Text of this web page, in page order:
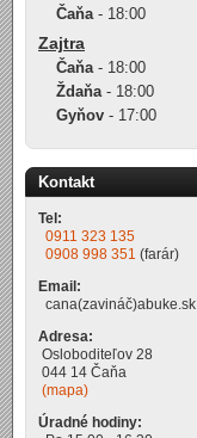
Čaňa- 18:00
Zajtra
Čaňa- 18:00
Ždaňa- 18:00
Gyňov - 17:00
Kontakt
Tel:
0911 323 135
0908 998 351 (farár)
Email:
cana(zavináč)abuke.sk
Adresa:
Osloboditeľov 28
044 14 Čaňa
(mapa)
Úradné hodiny: